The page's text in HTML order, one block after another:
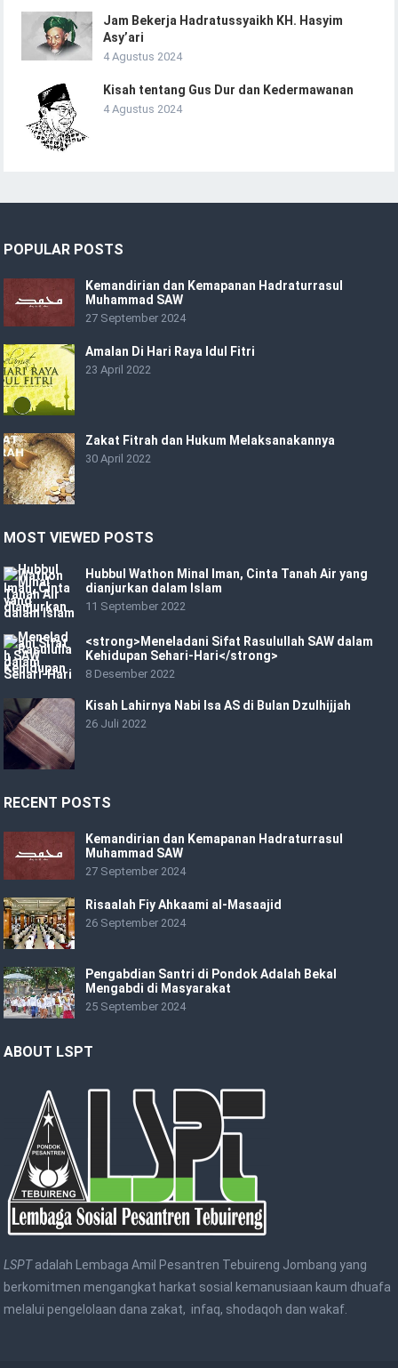
Jam Bekerja Hadratussyaikh KH. Hasyim
Asy’ari
4 Agustus 2024
Kisah tentang Gus Dur dan Kedermawanan
4 Agustus 2024
POPULAR POSTS
Kemandirian dan Kemapanan Hadraturrasul
Muhammad SAW
27 September 2024
Amalan Di Hari Raya Idul Fitri
23 April 2022
Zakat Fitrah dan Hukum Melaksanakannya
30 April 2022
MOST VIEWED POSTS
Hubbul Wathon Minal Iman, Cinta Tanah Air yang
dianjurkan dalam Islam
11 September 2022
<strong>Meneladani Sifat Rasulullah SAW dalam
Kehidupan Sehari-Hari</strong>
8 Desember 2022
Kisah Lahirnya Nabi Isa AS di Bulan Dzulhijjah
26 Juli 2022
RECENT POSTS
Kemandirian dan Kemapanan Hadraturrasul
Muhammad SAW
27 September 2024
Risaalah Fiy Ahkaami al-Masaajid
26 September 2024
Pengabdian Santri di Pondok Adalah Bekal
Mengabdi di Masyarakat
25 September 2024
ABOUT LSPT
LSPTadalah Lembaga Amil Pesantren Tebuireng Jombang yang
berkomitmen mengangkat harkat sosial kemanusiaan kaum dhuafa
melalui pengelolaan dana zakat, infaq, shodaqoh dan wakaf.